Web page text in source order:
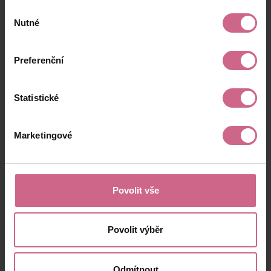
souhlasu
Nutné
Preferenční
Statistické
Marketingové
Povolit vše
Povolit výběr